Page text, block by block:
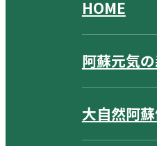
HOME
阿蘇元気
大自然阿